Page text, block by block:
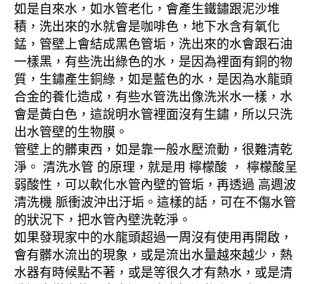
如是自來水，如水管老化，會產生鐵鏽跟泥沙堆
積，洗出來的水就會是咖啡色，地下水含有氧化
錳，管壁上會結成黑色管垢，洗出來的水會跟石油
一樣黑，有些洗出綠色的水，是因為裡面有銅的物
質，生鏽產生銅綠，如是藍色的水，是因為水龍頭
合金的養化造成，有些水管洗出像洗米水一樣，水
會是黃白色，這說明水管裡面沒有生鏽，所以只洗
出水管壁的生物膜。
管壁上的髒東西，如是靠一般水壓流動，很難清乾
淨。 清洗水管 的原理，就是用 檸檬酸 ， 檸檬酸呈
弱酸性，可以軟化水管內壁的管垢，再透過 高週波
清洗機 脈衝波沖出汙垢。這樣的話，可在不傷水管
的狀況下，把水管內壁洗乾淨。
如果發現家中的水龍頭超過一周沒有使用再開啟，
會有髒水流出的現象，或是流出水量越來越少，熱
水器有時候點不著，或是等很久才有熱水，或是清